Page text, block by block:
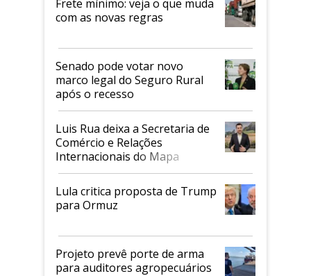
Frete mínimo: veja o que muda
com as novas regras
Senado pode votar novo
marco legal do Seguro Rural
após o recesso
Luis Rua deixa a Secretaria de
Comércio e Relações
Internacionais do Mapa
Lula critica proposta de Trump
para Ormuz
Projeto prevê porte de arma
para auditores agropecuários